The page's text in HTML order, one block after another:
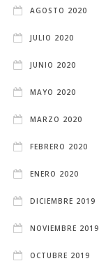
AGOSTO 2020
JULIO 2020
JUNIO 2020
MAYO 2020
MARZO 2020
FEBRERO 2020
ENERO 2020
DICIEMBRE 2019
NOVIEMBRE 2019
OCTUBRE 2019